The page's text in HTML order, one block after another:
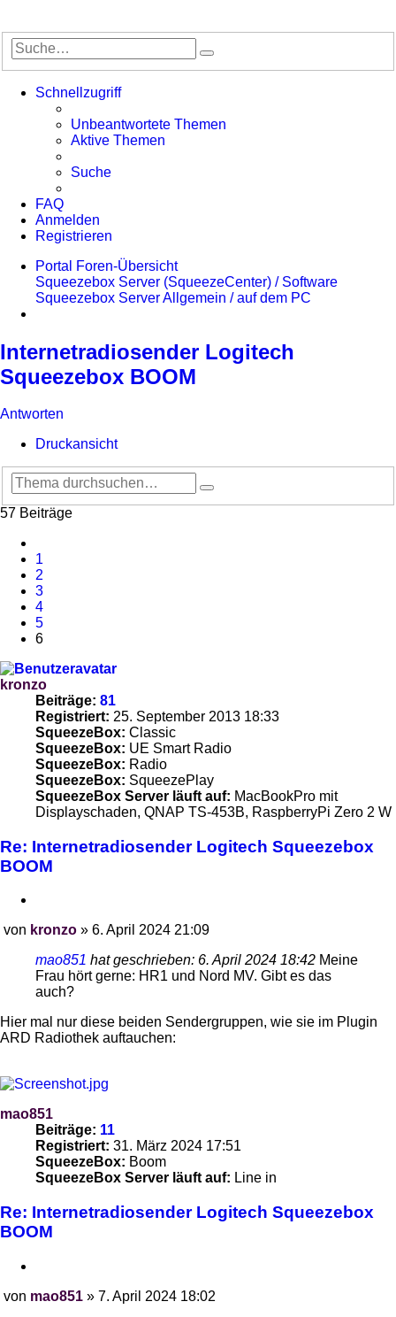
Suche
Suche
Schnellzugriff
Unbeantwortete Themen
Aktive Themen
Suche
FAQ
Anmelden
Registrieren
Portal
Foren-Übersicht
Squeezebox Server (SqueezeCenter) / Software
Squeezebox Server Allgemein / auf dem PC
Internetradiosender Logitech
Squeezebox BOOM
Antworten
Druckansicht
Suche
Suche
57 Beiträge
Vorherige
1
2
3
4
5
6
kronzo
Beiträge: 81
Registriert: 25. September 2013 18:33
SqueezeBox: Classic
SqueezeBox: UE Smart Radio
SqueezeBox: Radio
SqueezeBox: SqueezePlay
SqueezeBox Server läuft auf: MacBookPro mit
Displayschaden, QNAP TS-453B, RaspberryPi Zero 2 W
Re: Internetradiosender Logitech Squeezebox
BOOM
von kronzo » 6. April 2024 21:09
mao851 hat geschrieben: 6. April 2024 18:42 Meine
Frau hört gerne: HR1 und Nord MV. Gibt es das
auch?
Hier mal nur diese beiden Sendergruppen, wie sie im Plugin
ARD Radiothek auftauchen:
mao851
Beiträge: 11
Registriert: 31. März 2024 17:51
SqueezeBox: Boom
SqueezeBox Server läuft auf: Line in
Re: Internetradiosender Logitech Squeezebox
BOOM
von mao851 » 7. April 2024 18:02